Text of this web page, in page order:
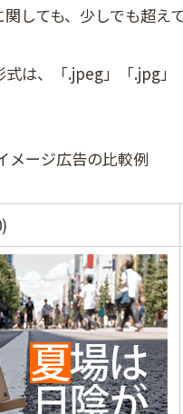
しても、少しでも超え
式は、「.jpeg」「.jpg
メージ広告の比較例